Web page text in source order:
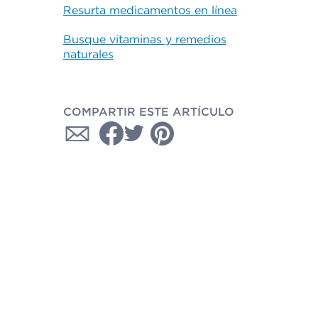
Resurta medicamentos en línea
Busque vitaminas y remedios
naturales
COMPARTIR ESTE ARTÍCULO